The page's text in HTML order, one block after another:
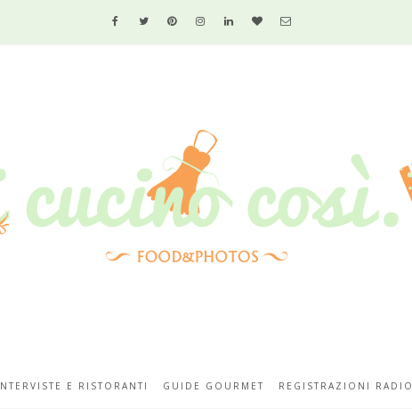
E RISTORANTI GUIDE GOURMET REGISTRAZIONI RADIO